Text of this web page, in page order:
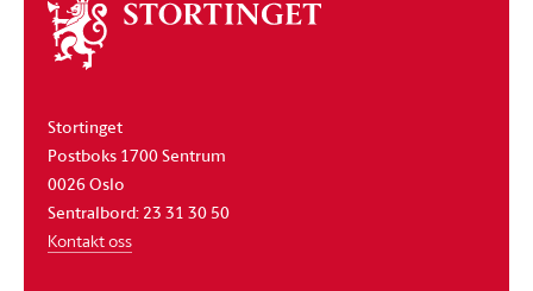
Om
stortinget
Stortinget
Postboks 1700 Sentrum
0026 Oslo
Sentralbord: 23 31 30 50
Kontakt oss